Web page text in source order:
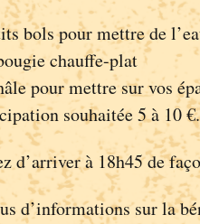
bols pour mettre de
chauffe-plat
pour mettre sur vos
souhaitée 5 à 10 €.
d’arriver à 18h45 de
d’informations sur la